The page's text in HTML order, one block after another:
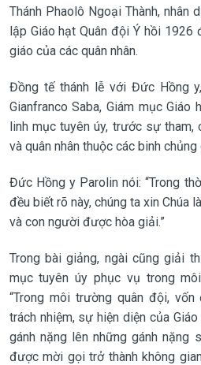
Thánh Phaolô Ngoại Thành, nhân
lập Giáo hạt Quân đội Ý hồi
giáo của các quân nhân.
Đồng tế thánh lễ với Đức Hồng
Gianfranco Saba, Giám mục
linh mục tuyên úy, trước sự
và quân nhân thuộc các binh chủng
Đức Hồng y Parolin nói: “Trong
đều biết rõ này, chúng ta xin Chúa
và con người được hòa giải.”
Trong bài giảng, ngài cũng giải
mục tuyên úy phục vụ trong
“Trong môi trường quân đội,
trách nhiệm, sự hiện diện của
gánh nặng lên những gánh nặng
được mời gọi trở thành không